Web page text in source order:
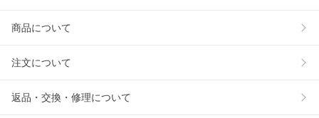
商品について
注文について
返品・交換・修理について